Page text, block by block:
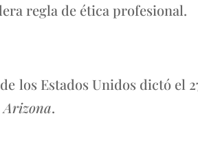
regla de ética profesional.
Estados Unidos dictó el
Arizona.